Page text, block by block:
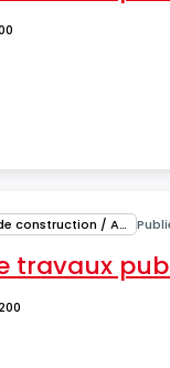
BTP / Matériaux de construction / Architecture
travaux